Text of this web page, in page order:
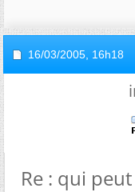
16/03/2005, 16h18
Re : qui